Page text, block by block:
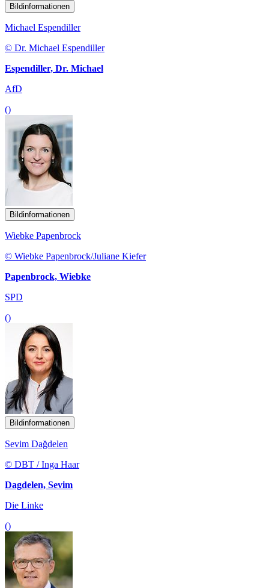
Bildinformationen
Michael Espendiller
© Dr. Michael Espendiller
Espendiller, Dr. Michael
AfD
()
Bildinformationen
Wiebke Papenbrock
© Wiebke Papenbrock/Juliane Kiefer
Papenbrock, Wiebke
SPD
()
Bildinformationen
Sevim Dağdelen
© DBT / Inga Haar
Dagdelen, Sevim
Die Linke
()